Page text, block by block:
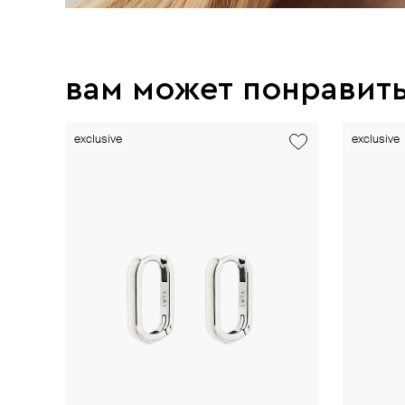
вам может
exclusive exclusive
exclusive